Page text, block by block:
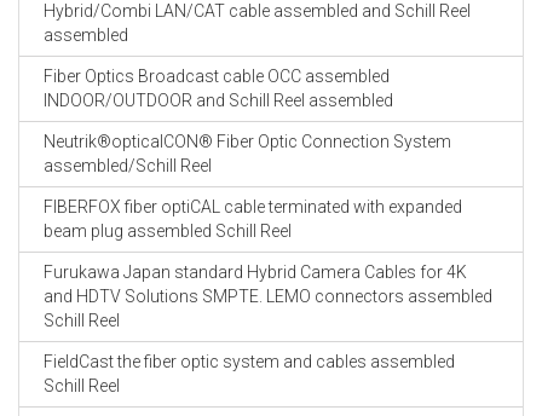
Hybrid/Combi LAN/CAT cable assembled and Schill Reel
assembled
Fiber Optics Broadcast cable OCC assembled
INDOOR/OUTDOOR and Schill Reel assembled
Neutrik®opticalCON® Fiber Optic Connection System
assembled/Schill Reel
FIBERFOX fiber optiCAL cable terminated with expanded
beam plug assembled Schill Reel
Furukawa Japan standard Hybrid Camera Cables for 4K
and HDTV Solutions SMPTE. LEMO connectors assembled
Schill Reel
FieldCast the fiber optic system and cables assembled
Schill Reel